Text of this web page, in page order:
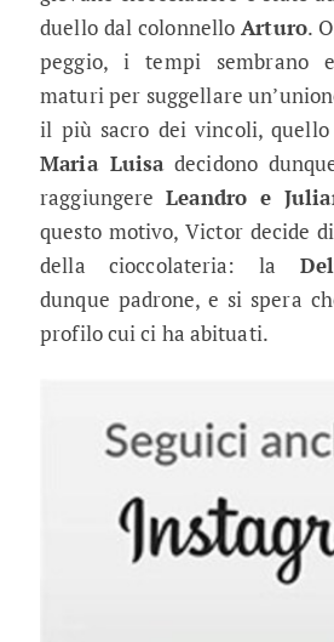
duello dal colonnelloArturo.
peggio, i tempi sembrano
maturi per suggellare
il più sacro dei vincoli, quello
Maria Luisadecidono
raggiungereLeandro e
questo motivo, Victor decide
della cioccolateria: la
dunque padrone, e si spera
profilo cui ci ha abituati.